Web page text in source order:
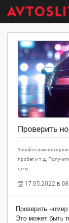
Проверить
Узнайте всю
пробег и т.д.
цену.
17.05.2022 в
Проверить
Это может быть